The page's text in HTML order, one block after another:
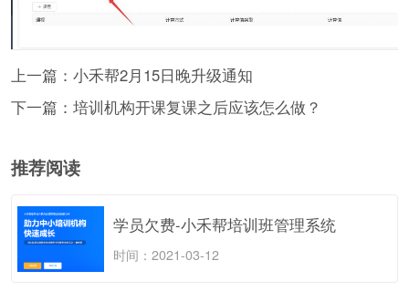
上一篇：小禾帮2月15日晚升级通知
下一篇：培训机构开课复课之后应该怎么做？
推荐阅读
学员欠费-小禾帮培训班管理系统
时间：2021-03-12